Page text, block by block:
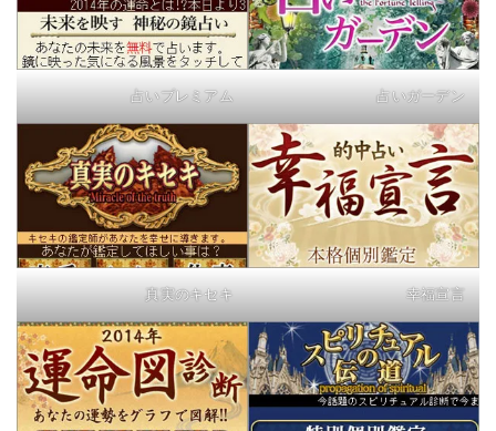
占いプレミアム 占いガーデン
真実のキセキ 幸福宣言